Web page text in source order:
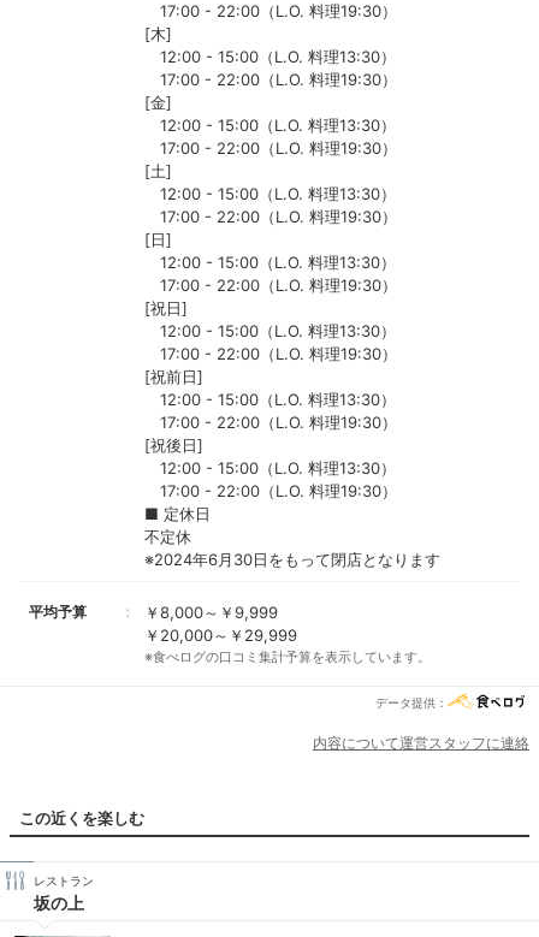
17:00 - 22:00（L.O. 料理19:30）
[木]
12:00 - 15:00（L.O. 料理13:30）
17:00 - 22:00（L.O. 料理19:30）
[金]
12:00 - 15:00（L.O. 料理13:30）
17:00 - 22:00（L.O. 料理19:30）
[土]
12:00 - 15:00（L.O. 料理13:30）
17:00 - 22:00（L.O. 料理19:30）
[日]
12:00 - 15:00（L.O. 料理13:30）
17:00 - 22:00（L.O. 料理19:30）
[祝日]
12:00 - 15:00（L.O. 料理13:30）
17:00 - 22:00（L.O. 料理19:30）
[祝前日]
12:00 - 15:00（L.O. 料理13:30）
17:00 - 22:00（L.O. 料理19:30）
[祝後日]
12:00 - 15:00（L.O. 料理13:30）
17:00 - 22:00（L.O. 料理19:30）
■ 定休日
不定休
※2024年6月30日をもって閉店となります
平均予算
￥8,000～￥9,999
￥20,000～￥29,999
※食べログの口コミ集計予算を表示しています。
データ提供：
内容について運営スタッフに連絡
この近くを楽しむ
レストラン
坂の上